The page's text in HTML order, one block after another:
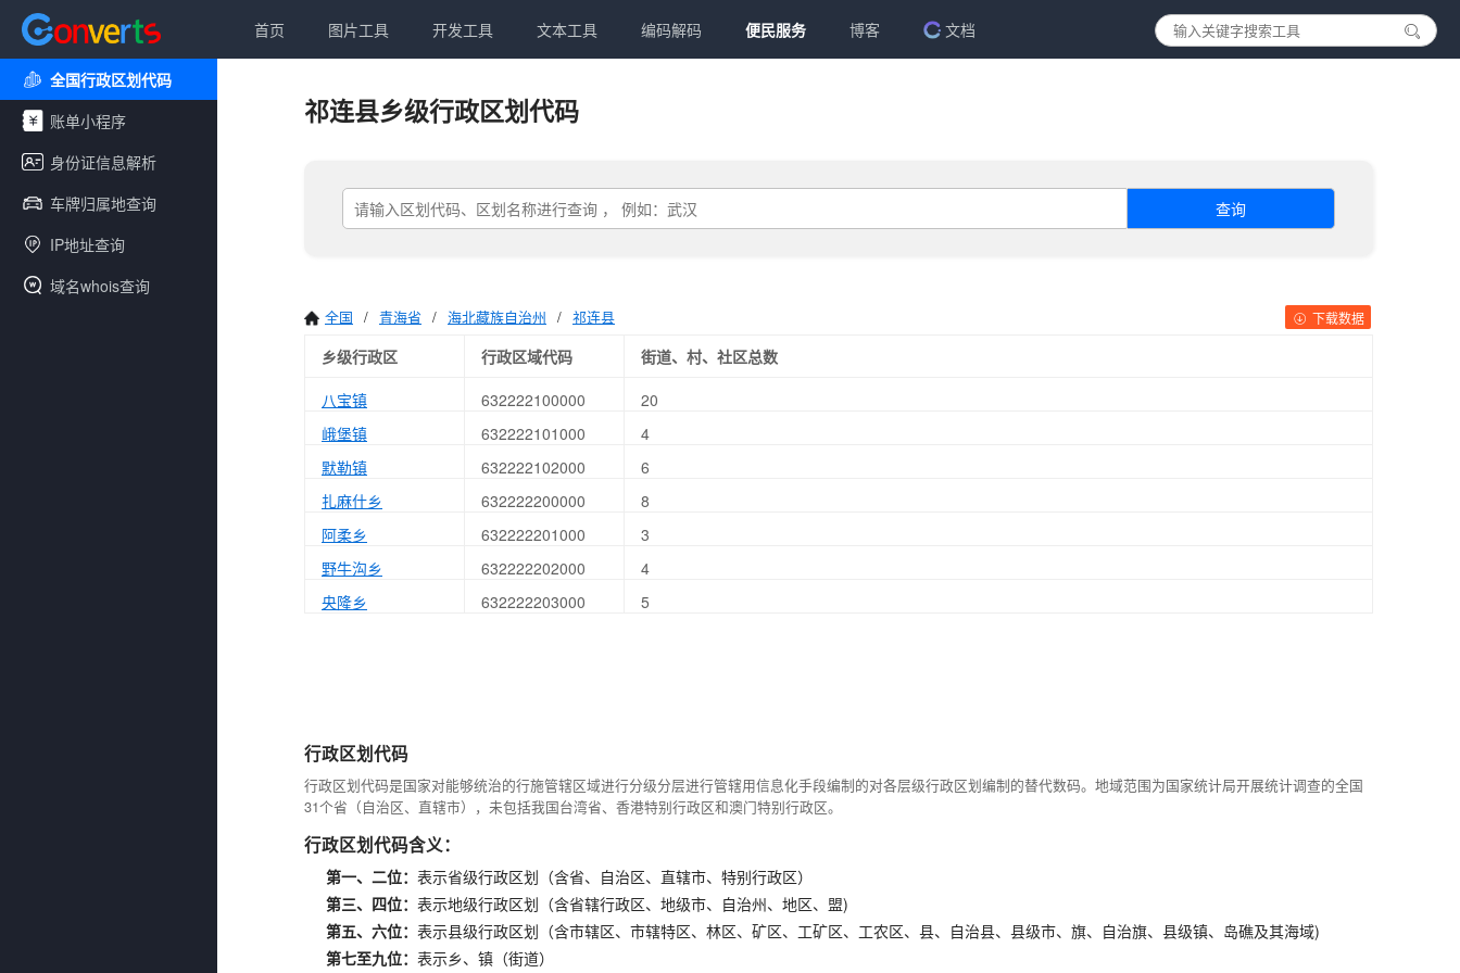
首页 图片工具 开发工具 文本工具 编码解码 便民服务 博客 文档
全国行政区划代码
账单小程序
身份证信息解析
车牌归属地查询
IP地址查询
域名whois查询
祁连县乡级行政区划代码
查询
全国 / 青海省 / 海北藏族自治州 / 祁连县 下载数据
乡级行政区 行政区域代码
街道、村、社区总数
八宝镇
632222100000
20
峨堡镇
632222101000
4
默勒镇
632222102000
6
扎麻什乡
632222200000
8
阿柔乡
632222201000
3
野牛沟乡
632222202000
4
央隆乡
632222203000 5
行政区划代码
行政区划代码是国家对能够统治的行施管辖区域进行分级分层进行管辖用信息化手段编制的对各层级行政区划编制的替代数码。地域范围为国家统计局开展统计调查的全国
31个省（自治区、直辖市），未包括我国台湾省、香港特别行政区和澳门特别行政区。
行政区划代码含义：
第一、二位： 表示省级行政区划（含省、自治区、直辖市、特别行政区）
第三、四位： 表示地级行政区划（含省辖行政区、地级市、自治州、地区、盟)
第五、六位： 表示县级行政区划（含市辖区、市辖特区、林区、矿区、工矿区、工农区、县、自治县、县级市、旗、自治旗、县级镇、岛礁及其海域)
第七至九位： 表示乡、镇（街道）